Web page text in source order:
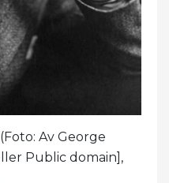
Av George
Public domain],